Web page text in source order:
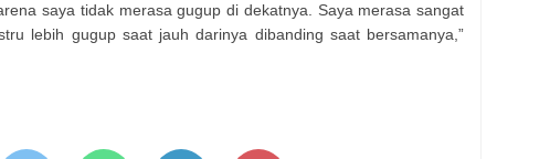
saya tidak merasa gugup di dekatnya. Saya merasa sangat
lebih gugup saat jauh darinya dibanding saat bersamanya,”